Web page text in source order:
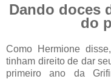
Dando doces
do
Como Hermione
tinham direito de dar
primeiro ano da